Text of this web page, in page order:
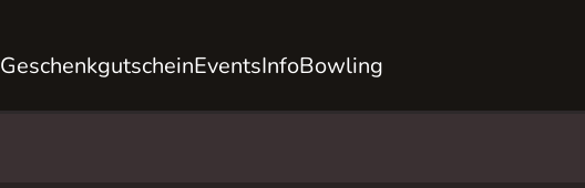
GeschenkgutscheinEventsInfoBowling